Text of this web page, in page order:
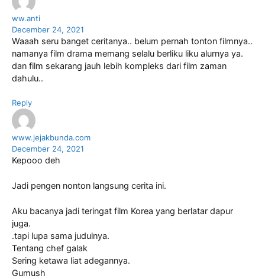
ww.anti
December 24, 2021
Waaah seru banget ceritanya.. belum pernah tonton filmnya..
namanya film drama memang selalu berliku liku alurnya ya.
dan film sekarang jauh lebih kompleks dari film zaman
dahulu..
Reply
www.jejakbunda.com
December 24, 2021
Kepooo deh
Jadi pengen nonton langsung cerita ini.
Aku bacanya jadi teringat film Korea yang berlatar dapur
juga.
.tapi lupa sama judulnya.
Tentang chef galak
Sering ketawa liat adegannya.
Gumush